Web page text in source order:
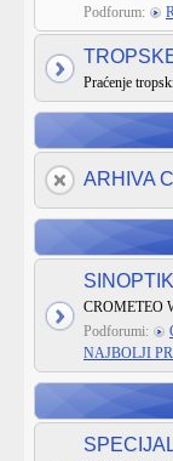
Podforum:
Praćenje
ARHIVA
CROMETEO
Podforumi:
NAJBOLJI